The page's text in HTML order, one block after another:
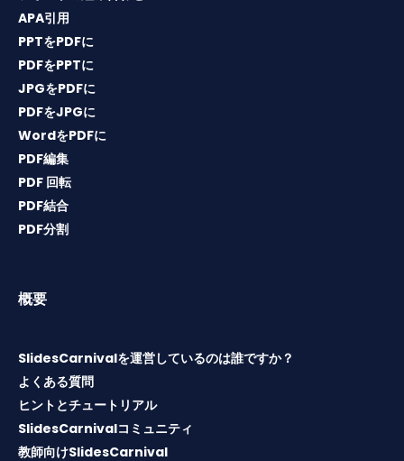
APA引用
PPTをPDFに
PDFをPPTに
JPGをPDFに
PDFをJPGに
WordをPDFに
PDF編集
PDF 回転
PDF結合
PDF分割
概要
SlidesCarnivalを運営しているのは誰ですか？
よくある質問
ヒントとチュートリアル
SlidesCarnivalコミュニティ
教師向けSlidesCarnival